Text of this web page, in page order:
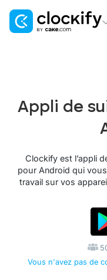
Gestion de
Appli de
Clockify est l’appli
pour Android qui
travail sur vos
Vous n'avez pas de